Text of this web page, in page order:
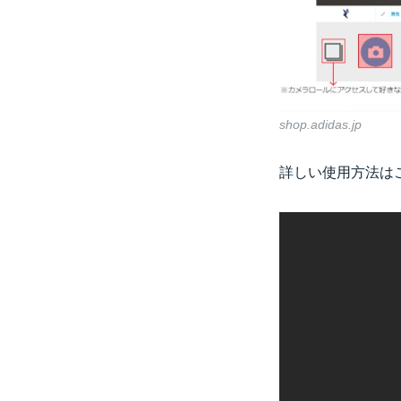
shop.adidas.jp
詳しい使用方法は